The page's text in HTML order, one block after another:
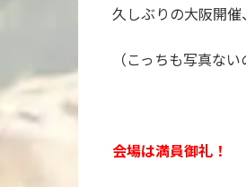
久しぶりの大阪開
（こっちも写真な
会場は満員御礼！